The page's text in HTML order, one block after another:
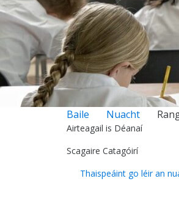
Baile Nuacht
Airteagail is Déanaí
Scagaire Catagóirí
Thaispeáint go léir an